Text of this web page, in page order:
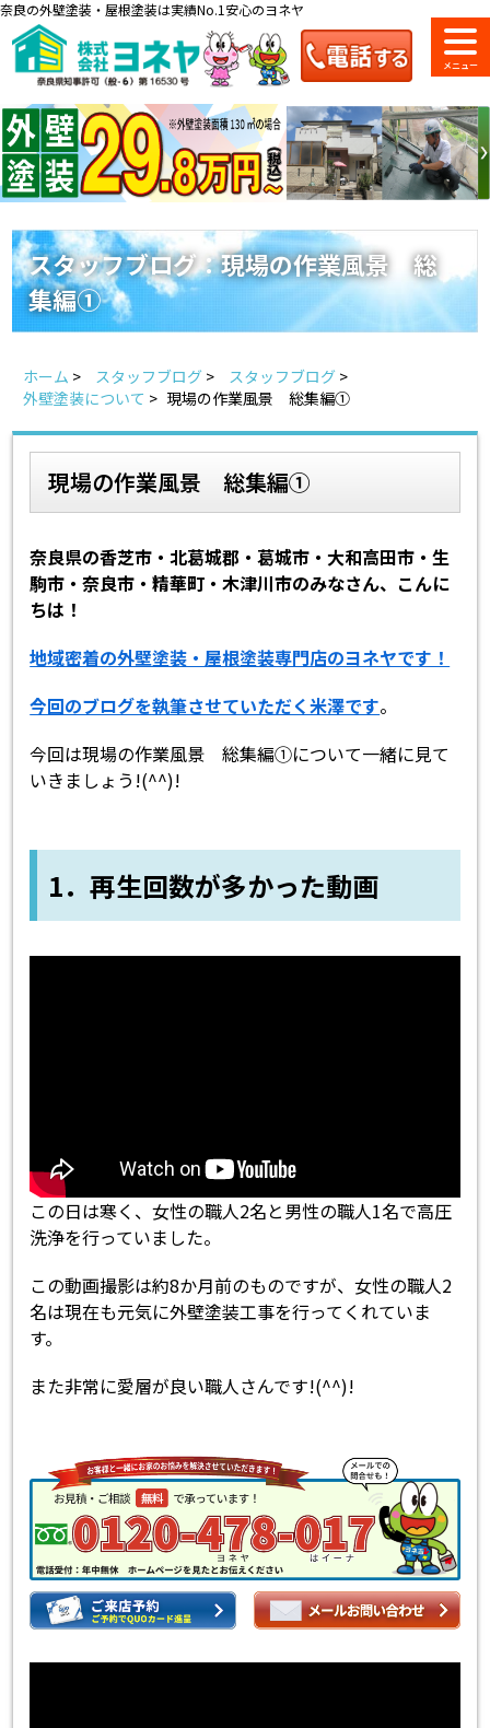
奈良の外壁塗装・屋根塗装は実績No.1安心のヨネヤ
料金一覧 会社案内 ショールーム
のご紹介
来店予約 お電話
地域の事例がいっぱい
Home お客様の声
よくあるご質問 屋根リフォームについて
雨漏りについて 雨漏りの施工実績
ヨネヤがお客様から選ばれる10の
リフォームローン
工場倉庫修繕
スタッフブログ：現場の作業風景 総
集編①
ホーム > スタッフブログ > スタッフブログ >
外壁塗装について > 現場の作業風景 総集編①
現場の作業風景 総集編①
奈良県の香芝市・北葛城郡・葛城市・大和高田市・生
駒市・奈良市・精華町・木津川市のみなさん、こんに
ちは！
地域密着の外壁塗装・屋根塗装専門店のヨネヤです！
今回のブログを執筆させていただく米澤です。
今回は現場の作業風景 総集編①について一緒に見て
いきましょう!(^^)!
1．再生回数が多かった動画
この日は寒く、女性の職人2名と男性の職人1名で高圧
洗浄を行っていました。
この動画撮影は約8か月前のものですが、女性の職人2
名は現在も元気に外壁塗装工事を行ってくれていま
す。
また非常に愛層が良い職人さんです!(^^)!